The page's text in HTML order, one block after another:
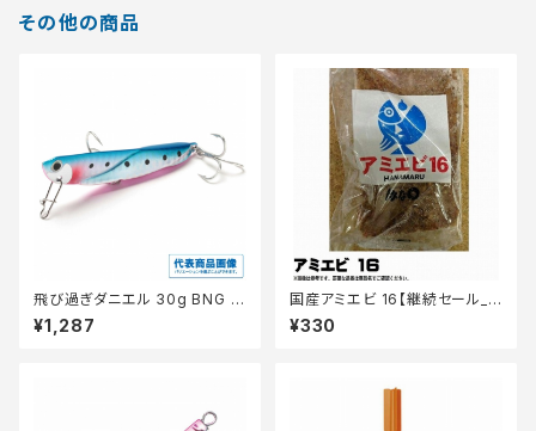
その他の商品
飛び過ぎダニエル 30g BNG ブ
ルピンゴールド
¥1,287
国産アミエビ 16【継続セール_
エサ】
¥330